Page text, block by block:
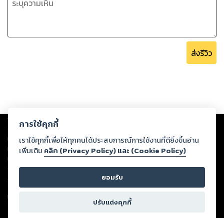
ส่งรีวิว
Copyright © 2026
ต่อผลงานหรือเนื้อหาใดที่อัปโหลดผ่านเว็บไซต์และปรากฏว่าละเมิดสิทธิใน
ทรัพย์สินทางปัญญาของบุคคลอื่นหรือขัดต่อกฎหมายและศีลธรรม ดังนั้น ผู้อ่าน
ทุกท่านโปรดใช้วิจารณญาณในการกลั่นกรองด้วยตนเอง และหากท่านพบว่าส่วน
หนึ่งส่วนใดขัดต่อกฎหมายและศีลธรรม กรุณาแจ้งมายังบริษัท เพื่อทีมงานจะได้
ดำเนินการในทันที ทั้งนี้ ทางสตอรี่ล็อกขอสงวนลิขสิทธิ์ตามพระราชบัญญัติ
ลิขสิทธิ์ พ.ศ. 2537 (ฉบับล่าสุด)
For support: member@ookbee.com
Version
การใช้คุกกี้
เราใช้คุกกี้เพื่อให้ทุกคนได้ประสบการณ์การใช้งานที่ดียิ่งขึ้นอ่าน
เพิ่มเติม คลิก (Privacy Policy) และ (Cookie Policy)
ยอมรับ
ปรับแต่งคุกกี้